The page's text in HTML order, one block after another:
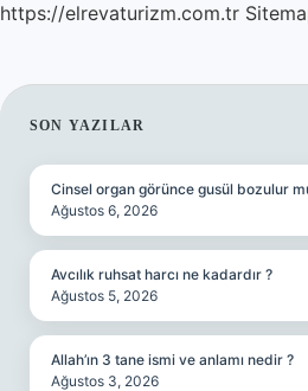
https://elrevaturizm.com.tr
SIDEBAR
SON YAZILAR
Cinsel organ görünce gusül bozulur
Ağustos 6, 2026
Avcılık ruhsat harcı ne kadardır ?
Ağustos 5, 2026
Allah’ın 3 tane ismi ve anlamı nedir ?
Ağustos 3, 2026